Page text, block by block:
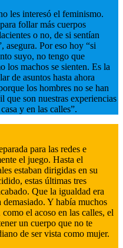
les interesó el feminismo.
follar más cuerpos
o no, de si sentían
asegura. Por eso hoy “si
suyo, no tengo que
los machos se sienten. Es la
de asuntos hasta ahora
los hombres no se han
que son nuestras experiencias
y en las calles”.
para las redes e
el juego. Hasta el
estaban dirigidas en su
estas últimas tres
Que la igualdad era
Y había muchos
el acoso en las calles, el
un cuerpo que no te
de ser vista como mujer.